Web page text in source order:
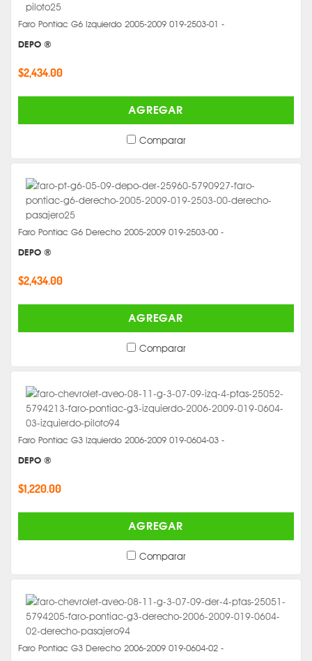
Faro Pontiac G6 Izquierdo 2005-2009 019-2503-01 -
DEPO ®
$2,434.00
AGREGAR
Comparar
Faro Pontiac G6 Derecho 2005-2009 019-2503-00 -
DEPO ®
$2,434.00
AGREGAR
Comparar
Faro Pontiac G3 Izquierdo 2006-2009 019-0604-03 -
DEPO ®
$1,220.00
AGREGAR
Comparar
Faro Pontiac G3 Derecho 2006-2009 019-0604-02 -